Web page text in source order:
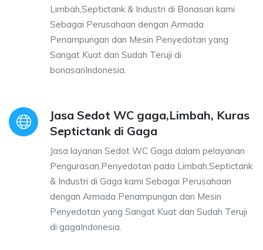
Limbah,Septictank & Industri di Bonasari kami
Sebagai Perusahaan dengan Armada
Penampungan dan Mesin Penyedotan yang
Sangat Kuat dan Sudah Teruji di
bonasariIndonesia.
Jasa Sedot WC gaga,Limbah, Kuras
Septictank di Gaga
Jasa layanan Sedot WC Gaga dalam pelayanan
Pengurasan,Penyedotan pada Limbah,Septictank
& Industri di Gaga kami Sebagai Perusahaan
dengan Armada Penampungan dan Mesin
Penyedotan yang Sangat Kuat dan Sudah Teruji
di gagaIndonesia.